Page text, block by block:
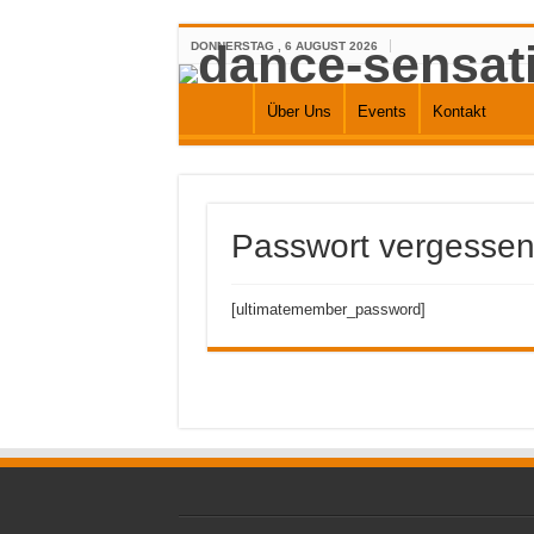
DONNERSTAG , 6 AUGUST 2026
Über Uns Events Kontakt
Passwort vergessen
[ultimatemember_password]